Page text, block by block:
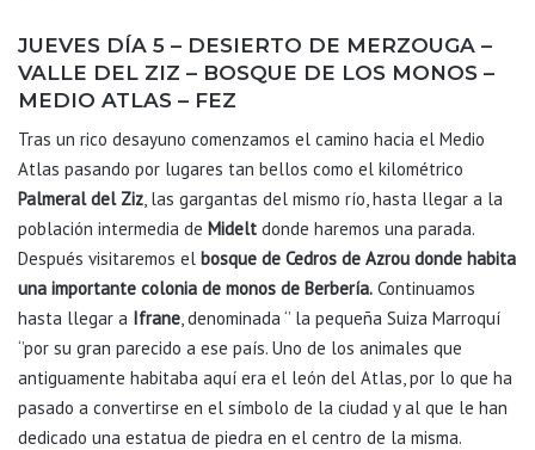
JUEVES DÍA 5 – DESIERTO DE MERZOUGA –
VALLE DEL ZIZ – BOSQUE DE LOS MONOS –
MEDIO ATLAS – FEZ
Tras un rico desayuno comenzamos el camino hacia el Medio
Atlas pasando por lugares tan bellos como el kilométrico
Palmeral del Ziz, las gargantas del mismo río, hasta llegar a la
población intermedia de Midelt donde haremos una parada.
Después visitaremos el bosque de Cedros de Azrou donde habita
una importante colonia de monos de Berbería. Continuamos
hasta llegar a Ifrane, denominada ‘’ la pequeña Suiza Marroquí
‘’por su gran parecido a ese país. Uno de los animales que
antiguamente habitaba aquí era el león del Atlas, por lo que ha
pasado a convertirse en el símbolo de la ciudad y al que le han
dedicado una estatua de piedra en el centro de la misma.